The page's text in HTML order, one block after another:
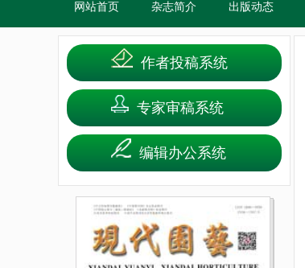
网站首页 杂志简介 出版动态
作者投稿系统
专家审稿系统
编辑办公系统